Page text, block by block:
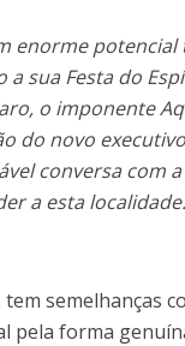
enorme
sua Festa do
o imponente
do novo
conversa com
a esta localidade.
semelhanças
pela forma